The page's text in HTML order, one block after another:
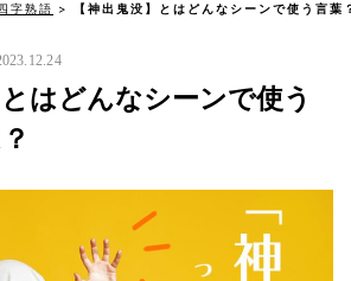
字熟語 【神出鬼没】とはどんなシーンで使う言葉
とはどんなシーンで使う